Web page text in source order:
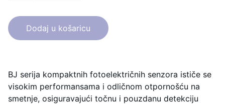
Dodaj u košaricu
BJ serija kompaktnih fotoelektričnih senzora ističe se
visokim performansama i odličnom otpornošću na
smetnje, osiguravajući točnu i pouzdanu detekciju